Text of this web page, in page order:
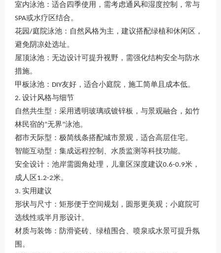
新闻资讯
合作品牌
关于上水
室内泳池 ：适合四季使用，需考虑通风和湿度控制，常与
SPA或水疗区结合。
花园 /庭院泳池 ：自然风格为主，建议搭配绿植和休闲区，
避免阴凉处选址。
屋顶泳池 ：无边设计可提升视野，需强化结构安全与防水
措施。
甲板泳池 ： DIY友好，适合小庭院，施工简单且成本低。
2. ‌ 设计风格与细节
自然共生型 ：采用透明玻璃或镀锌板，与景观融合，如竹
林民宿的“无界”泳池。
都市天际型 ：极简线条搭配城市景观，适合高层住宅。
智能互动型 ：集成远程控制、水质监测等科技功能。
安全设计 ：池岸需圆角处理，儿童区深度建议0.6-0.9米，
成人区 1.2-2米。
3. ‌ 实用建议
形状与尺寸 ：矩形便于空间规划，圆形更美观；小庭院可
选线性或半月形设计。
材质与装饰 ：防滑瓷砖、绿植围合、喷泉或水景可提升氛
围 。